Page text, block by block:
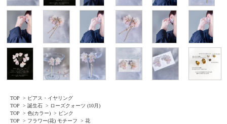
TOP > ピアス・イヤリング
TOP
> 誕生石 > ローズクォーツ (10月)
TOP
> 色(カラー) > ピンク
TOP
> フラワー(花) モチーフ > 花